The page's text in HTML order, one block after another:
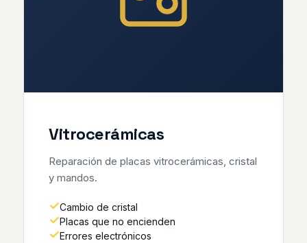
Vitrocerámicas
Reparación de placas vitrocerámicas, cristal
y mandos.
Cambio de cristal
Placas que no encienden
Errores electrónicos